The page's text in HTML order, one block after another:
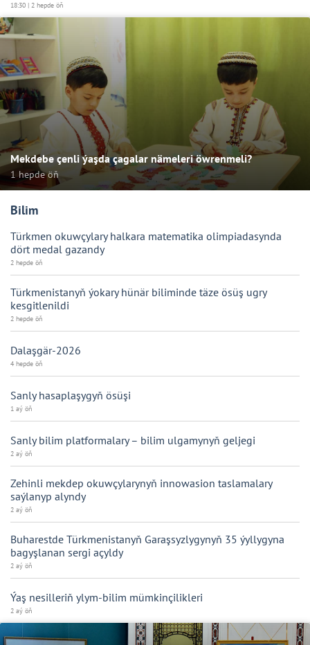
18:30 | 2 hepde öň
Mekdebe çenli ýaşda çagalar nämeleri öwrenmeli?
1 hepde öň
Bilim
Türkmen okuwçylary halkara matematika olimpiadasynda
dört medal gazandy
2 hepde öň
Türkmenistanyň ýokary hünär biliminde täze ösüş ugry
kesgitlenildi
2 hepde öň
Dalaşgär-2026
4 hepde öň
Sanly hasaplaşygyň ösüşi
1 aý öň
Sanly bilim platformalary – bilim ulgamynyň geljegi
2 aý öň
Zehinli mekdep okuwçylarynyň innowasion taslamalary
saýlanyp alyndy
2 aý öň
Buharestde Türkmenistanyň Garaşsyzlygynyň 35 ýyllygyna
bagyşlanan sergi açyldy
2 aý öň
Ýaş nesilleriň ylym-bilim mümkinçilikleri
2 aý öň